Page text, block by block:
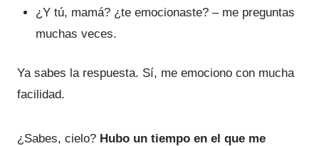
¿Y tú, mamá? ¿te emocionaste? – me preguntas
muchas veces.
Ya sabes la respuesta. Sí, me emociono con mucha
facilidad.
¿Sabes, cielo? Hubo un tiempo en el que me